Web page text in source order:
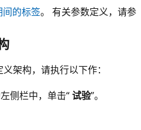
间的标签。 有关参数定义，请参
架构，请执行以下作：
侧栏中，单击“试验”。